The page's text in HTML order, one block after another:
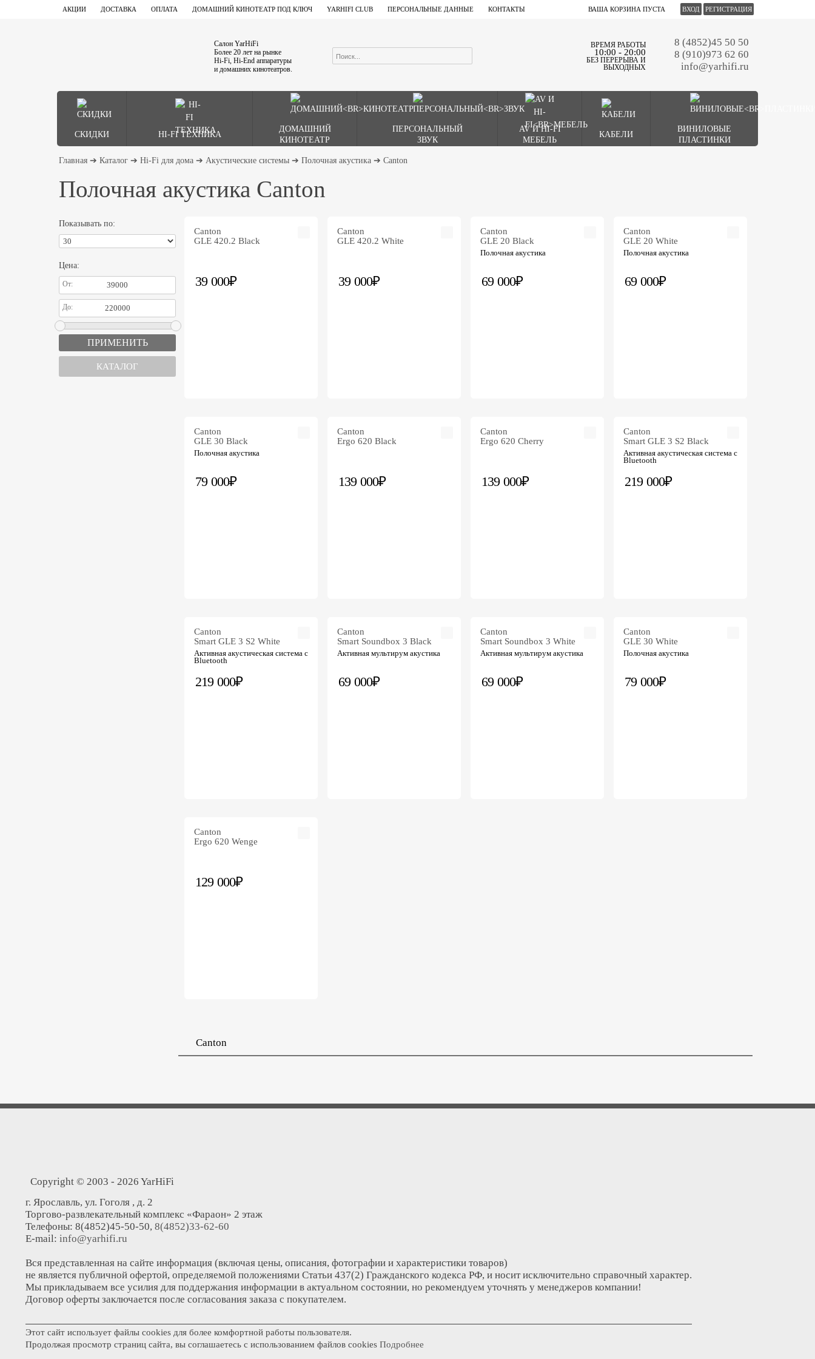
АКЦИИ ДОСТАВКА ОПЛАТА ДОМАШНИЙ КИНОТЕАТР ПОД КЛЮЧ YARHIFI CLUB ПЕРСОНАЛЬНЫЕ ДАННЫЕ КОНТАКТЫ ВХОД РЕГИСТРАЦИЯ
ВАША КОРЗИНА ПУСТА
Салон YarHiFi
Более 20 лет на рынке
Hi-Fi, Hi-End аппаратуры
и домашних кинотеатров.
ВРЕМЯ РАБОТЫ
10:00 - 20:00
БЕЗ ПЕРЕРЫВА И
ВЫХОДНЫХ
8 (4852)45 50 50
8 (910)973 62 60
info@yarhifi.ru
СКИДКИ HI-FI ТЕХНИКА
ДОМАШНИЙ
КИНОТЕАТР
ПЕРСОНАЛЬНЫЙ
ЗВУК
AV И HI-FI
МЕБЕЛЬ
КАБЕЛИ
ВИНИЛОВЫЕ
ПЛАСТИНКИ
Главная ➔ Каталог ➔ Hi-Fi для дома ➔ Акустические системы ➔ Полочная акустика ➔ Canton
Полочная акустика Canton
Показывать по:
Цена:
От:
До:
КАТАЛОГ
Canton
GLE 420.2 Black
39 000₽
Canton
GLE 420.2 White
39 000₽
Canton
GLE 20 Black
Полочная акустика
69 000₽
Canton
GLE 20 White
Полочная акустика
69 000₽
Canton
GLE 30 Black
Полочная акустика
79 000₽
Canton
Ergo 620 Black
139 000₽
Canton
Ergo 620 Cherry
139 000₽
Canton
Smart GLE 3 S2 Black
Активная акустическая система с
Bluetooth
219 000₽
Canton
Smart GLE 3 S2 White
Активная акустическая система с
Bluetooth
219 000₽
Canton
Smart Soundbox 3 Black
Активная мультирум акустика
69 000₽
Canton
Smart Soundbox 3 White
Активная мультирум акустика
69 000₽
Canton
GLE 30 White
Полочная акустика
79 000₽
Canton
Ergo 620 Wenge
129 000₽
Canton
Copyright © 2003 - 2026 YarHiFi
г. Ярославль, ул. Гоголя , д. 2
Торгово-развлекательный комплекс «Фараон» 2 этаж
Телефоны: 8(4852)45-50-50, 8(4852)33-62-60
E-mail: info@yarhifi.ru
Вся представленная на сайте информация (включая цены, описания, фотографии и характеристики товаров)
не является публичной офертой, определяемой положениями Статьи 437(2) Гражданского кодекса РФ, и носит исключительно справочный характер.
Мы прикладываем все усилия для поддержания информации в актуальном состоянии, но рекомендуем уточнять у менеджеров компании!
Договор оферты заключается после согласования заказа с покупателем.
Этот сайт использует файлы cookies для более комфортной работы пользователя.
Продолжая просмотр страниц сайта, вы соглашаетесь с использованием файлов cookies Подробнее